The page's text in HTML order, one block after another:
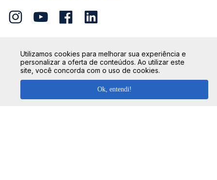
SEGURANÇA
Utilizamos cookies para melhorar sua experiência e
personalizar a oferta de conteúdos. Ao utilizar este
site, você concorda com o uso de cookies.
Ok, entendi!